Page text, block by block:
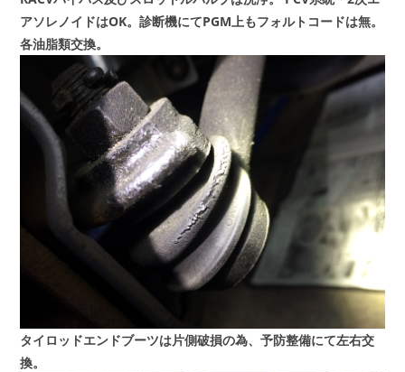
アソレノイドはOK。診断機にてPGM上もフォルトコードは無。
各油脂類交換。
タイロッドエンドブーツは片側破損の為、予防整備にて左右交
換。